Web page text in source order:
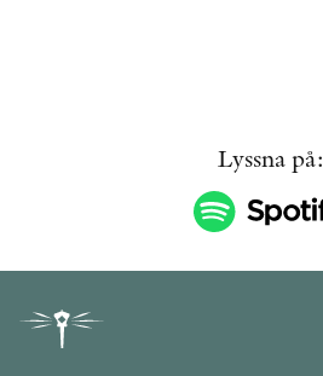
Lyssna på: